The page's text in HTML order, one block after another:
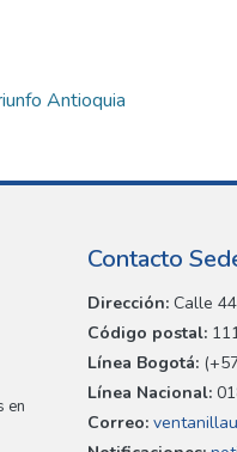
Antioquia
en
Contacto
Dirección: Calle
Código postal:
Línea Bogotá:
Línea Nacional:
Correo: